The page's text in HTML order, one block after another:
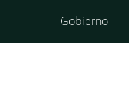
Gobierno